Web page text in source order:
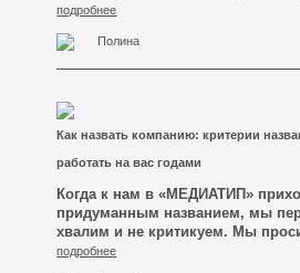
почти всегда человек уже знает,
формулировку про качество,
подход и низкие цены — что-
Мы обычно отвечаем не сразу.
открыть три сайта ближайших
Кемерово. И через минуту
там написано ровно то же самое,
подробнее
Полина
Как назвать компанию: критерии
работать на вас годами
Когда к нам в «МЕДИАТИП»
придуманным названием, мы
хвалим и не критикуем. Мы
вслух и тут же, не глядя,
подробнее